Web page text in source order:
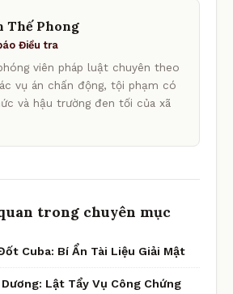
Thế Phong
Điều tra
viên pháp luật chuyên theo
vụ án chấn động, tội phạm có
và hậu trường đen tối của xã
trong chuyên mục
Cuba: Bí Ẩn Tài Liệu Giải Mật
Lật Tẩy Vụ Công Chứng